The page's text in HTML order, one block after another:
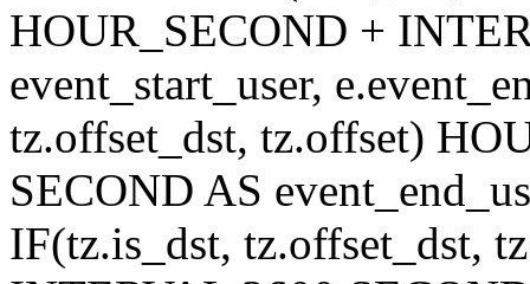
HOUR_SECOND +
event_start_user,
tz.offset_dst, tz.offset)
SECOND AS
IF(tz.is_dst, tz.offset_dst,